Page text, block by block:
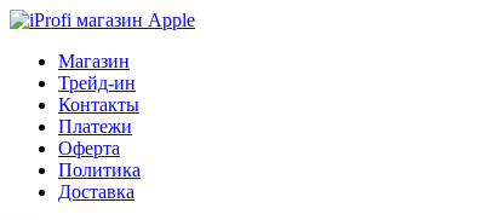
Skip
contentМагазин
Трейд-ин
Контакты
Платежи
Оферта
Политика
Доставка